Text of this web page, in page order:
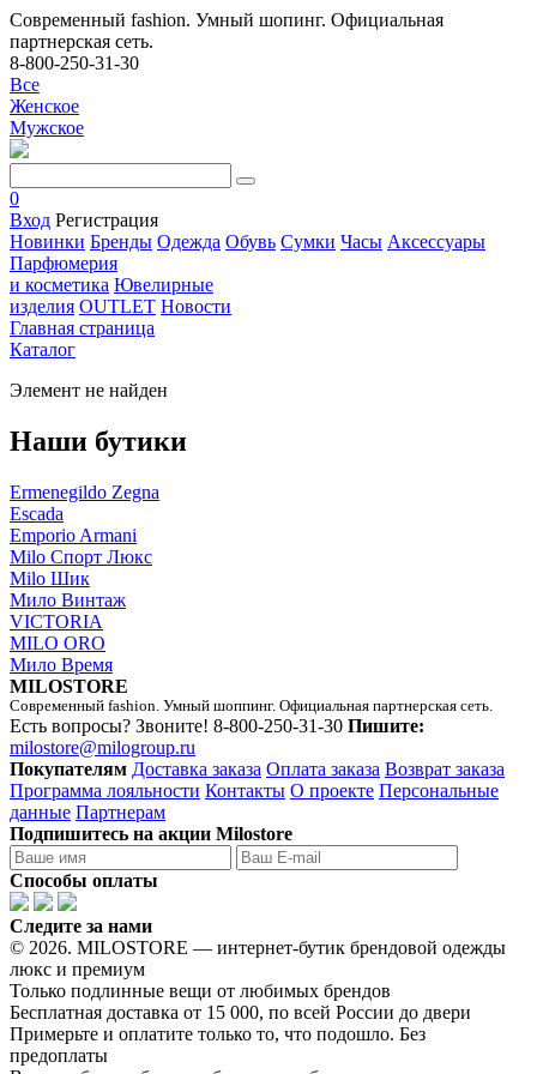
Современный fashion. Умный шопинг. Официальная
партнерская сеть.
8-800-250-31-30
Все
Женское
Мужское
0
Вход Регистрация
Новинки Бренды Одежда Обувь Сумки Часы Аксессуары
Парфюмерия
и косметика Ювелирные
изделия OUTLET Новости
Главная страница
Каталог
Элемент не найден
Наши бутики
Ermenegildo Zegna
Escada
Emporio Armani
Milo Спорт Люкс
Milo Шик
Мило Винтаж
VICTORIA
MILO ORO
Мило Время
MILOSTORE
Современный fashion. Умный шоппинг. Официальная партнерская сеть.
Есть вопросы? Звоните! 8-800-250-31-30 Пишите:
milostore@milogroup.ru
Покупателям Доставка заказа Оплата заказа Возврат заказа
Программа лояльности Контакты О проекте Персональные
данные Партнерам
Подпишитесь на акции Milostore
Способы оплаты
Следите за нами
© 2026. MILOSTORE — интернет-бутик брендовой одежды
люкс и премиум
Только подлинные вещи от любимых брендов
Бесплатная доставка от 15 000, по всей России до двери
Примерьте и оплатите только то, что подошло. Без
предоплаты